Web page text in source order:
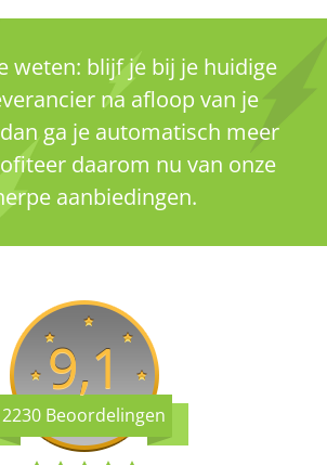
weten: blijf je bij je huidige
na afloop van je
ga je automatisch meer
daarom nu van onze
aanbiedingen.
9,1
2230 Beoordelingen